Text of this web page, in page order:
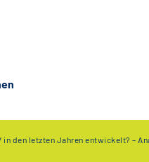
in den letzten Jahren entwickelt? –